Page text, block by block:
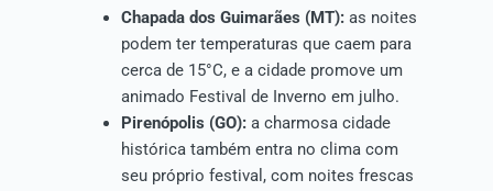
Chapada dos Guimarães (MT):as noites
podem ter temperaturas que caem para
cerca de 15°C, e a cidade promove um
animado Festival de Inverno em julho.
Pirenópolis (GO):a charmosa cidade
histórica também entra no clima com
seu próprio festival, com noites frescas